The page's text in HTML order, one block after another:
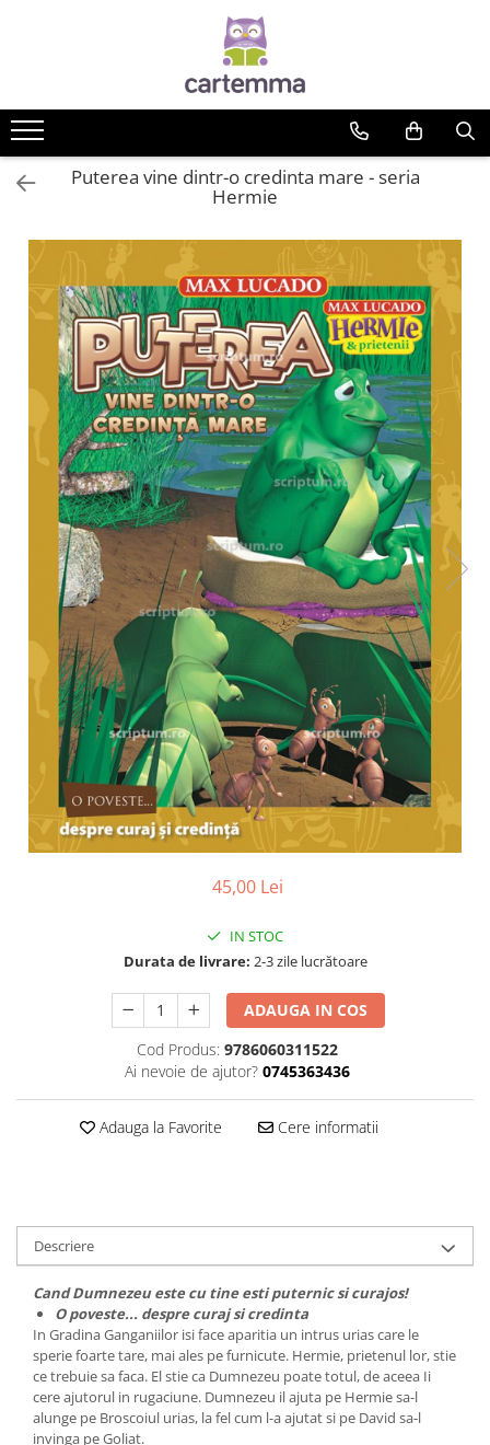
Tematică
Craciun
Activități
Atlase si enciclopedii
Carte de bucate
Călătorie
Educație
Educație financiară
Hobby si craft
Inteligenta emotionala
Limbi străine
Muzicale
Poezii
Povești
Reviste
Știință si natură
Vârstă
0-2 ani
10+ ani
14+ ani
2-5 ani
5-7 ani
7-10 ani
Adulți
toate vârstele
Editura Bookzone
Editura Cartea Copiilor
Editura Cartemma
Editura Casa
Editura Corint
Editura Kreativ
Editura Lizuka Educativ
Editura Nemira
Editura Nomina
Editura Pandora M
Puterea vine dintr-o credinta mare - seria
Hermie
45,00 Lei
IN STOC
Durata de livrare: 2-3 zile lucrătoare
ADAUGA IN COS
Cod Produs: 9786060311522
Ai nevoie de ajutor? 0745363436
Adauga la Favorite Cere informatii
Descriere
Cand Dumnezeu este cu tine esti puternic si curajos!
O poveste... despre curaj si credinta
In Gradina Ganganiilor isi face aparitia un intrus urias care le
sperie foarte tare, mai ales pe furnicute. Hermie, prietenul lor, stie
ce trebuie sa faca. El stie ca Dumnezeu poate totul, de aceea Ii
cere ajutorul in rugaciune. Dumnezeu il ajuta pe Hermie sa-l
alunge pe Broscoiul urias, la fel cum l-a ajutat si pe David sa-l
invinga pe Goliat.